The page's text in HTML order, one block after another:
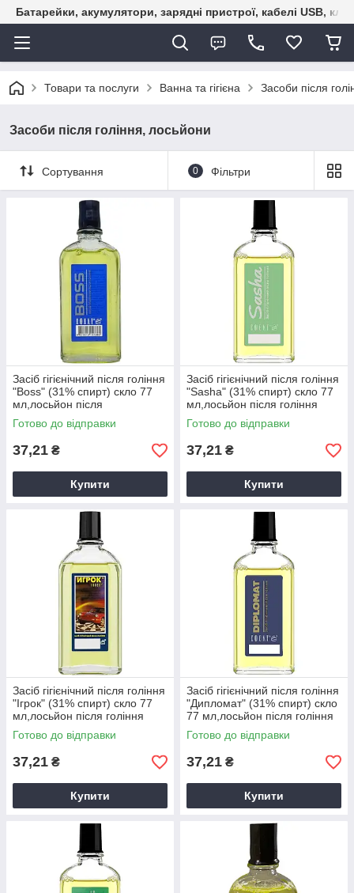
Батарейки, акумулятори, зарядні пристрої, кабелі USB,
Товари та послуги Ванна та гігієна Засоби після
Засоби після гоління, лосьйони
Сортування 0 Фільтри
Засіб гігієнічний після гоління
"Boss" (31% спирт) скло 77
мл,лосьйон після
гоління,засоби після гоління
Готово до відправки
37,21 ₴
Купити
Засіб гігієнічний після гоління
"Sasha" (31% спирт) скло 77
мл,лосьйон після гоління
Готово до відправки
37,21 ₴
Купити
Засіб гігієнічний після гоління
"Ігрок" (31% спирт) скло 77
мл,лосьйон після гоління
Готово до відправки
37,21 ₴
Купити
Засіб гігієнічний після гоління
"Дипломат" (31% спирт) скло
77 мл,лосьйон після гоління
Готово до відправки
37,21 ₴
Купити